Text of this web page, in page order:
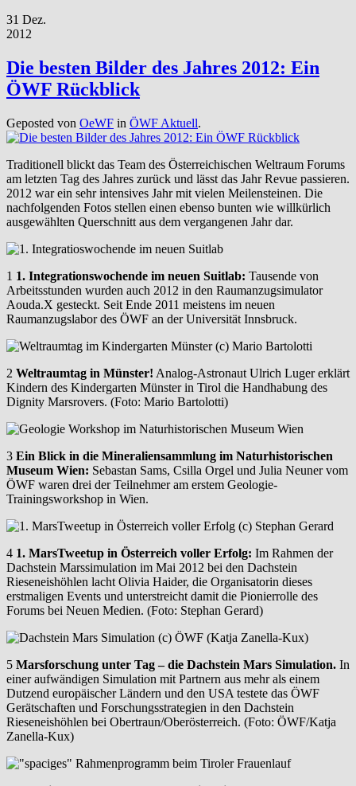
31 Dez.
2012
Die besten Bilder des Jahres 2012: Ein
ÖWF Rückblick
Geposted von OeWF in ÖWF Aktuell.
Traditionell blickt das Team des Österreichischen Weltraum Forums
am letzten Tag des Jahres zurück und lässt das Jahr Revue passieren.
2012 war ein sehr intensives Jahr mit vielen Meilensteinen. Die
nachfolgenden Fotos stellen einen ebenso bunten wie willkürlich
ausgewählten Querschnitt aus dem vergangenen Jahr dar.
1 1. Integrationswochende im neuen Suitlab: Tausende von
Arbeitsstunden wurden auch 2012 in den Raumanzugsimulator
Aouda.X gesteckt. Seit Ende 2011 meistens im neuen
Raumanzugslabor des ÖWF an der Universität Innsbruck.
2 Weltraumtag in Münster! Analog-Astronaut Ulrich Luger erklärt
Kindern des Kindergarten Münster in Tirol die Handhabung des
Dignity Marsrovers. (Foto: Mario Bartolotti)
3 Ein Blick in die Mineraliensammlung im Naturhistorischen
Museum Wien: Sebastan Sams, Csilla Orgel und Julia Neuner vom
ÖWF waren drei der Teilnehmer am erstem Geologie-
Trainingsworkshop in Wien.
4 1. MarsTweetup in Österreich voller Erfolg: Im Rahmen der
Dachstein Marssimulation im Mai 2012 bei den Dachstein
Rieseneishöhlen lacht Olivia Haider, die Organisatorin dieses
erstmaligen Events und unterstreicht damit die Pionierrolle des
Forums bei Neuen Medien. (Foto: Stephan Gerard)
5 Marsforschung unter Tag – die Dachstein Mars Simulation. In
einer aufwändigen Simulation mit Partnern aus mehr als einem
Dutzend europäischer Ländern und den USA testete das ÖWF
Gerätschaften und Forschungsstrategien in den Dachstein
Rieseneishöhlen bei Obertraun/Oberösterreich. (Foto: ÖWF/Katja
Zanella-Kux)